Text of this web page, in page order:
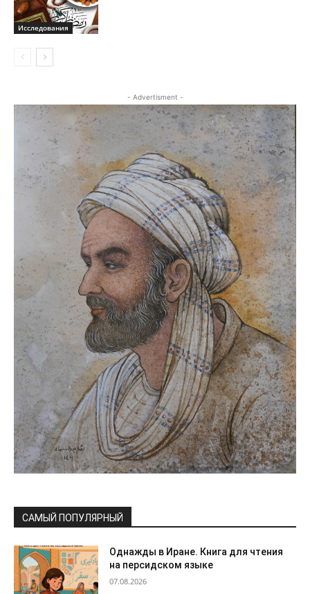
Исследования
- Advertisment -
САМЫЙ ПОПУЛЯРНЫЙ
Однажды в Иране. Книга для чтения
на персидском языке
07.08.2026